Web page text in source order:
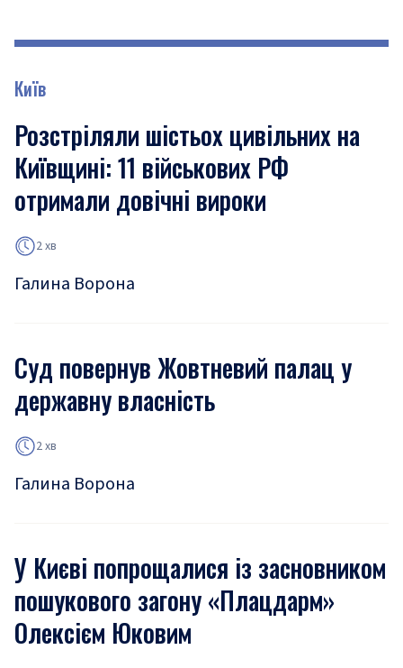
Київ
Розстріляли шістьох цивільних на
Київщині: 11 військових РФ
отримали довічні вироки
2 хв
Галина Ворона
Суд повернув Жовтневий палац у
державну власність
2 хв
Галина Ворона
У Києві попрощалися із засновником
пошукового загону «Плацдарм»
Олексієм Юковим